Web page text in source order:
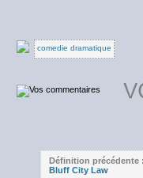
comedie dramatique
Définition précédente :
Bluff City Law